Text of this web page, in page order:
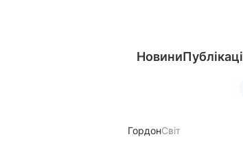
Новини
ГордонСвіт